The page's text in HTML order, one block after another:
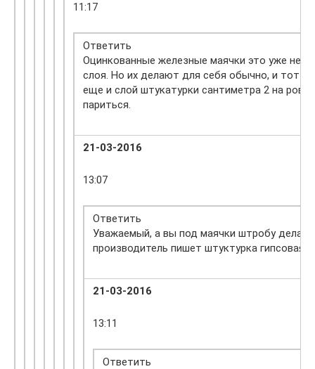
11:17
Ответить
Оцинкованные железные маячки это уже не
слоя. Но их делают для себя обычно, и тот
еще и слой штукатурки сантиметра 2 на
париться.
21-03-2016
13:07
Ответить
Уважаемый, а вы под маячки штробу
производитель пишет штуктурка гипсовая
21-03-2016
13:11
Ответить